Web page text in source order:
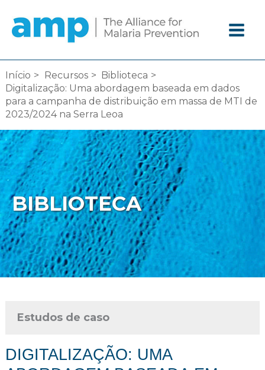
diretamente
para
o
conteúdo
Início Recursos
Biblioteca
Digitalização: Uma abordagem baseada em dados
para a campanha de distribuição em massa de MTI de
2023/2024 na Serra Leoa
BIBLIOTECA
Estudos de caso
DIGITALIZAÇÃO: UMA